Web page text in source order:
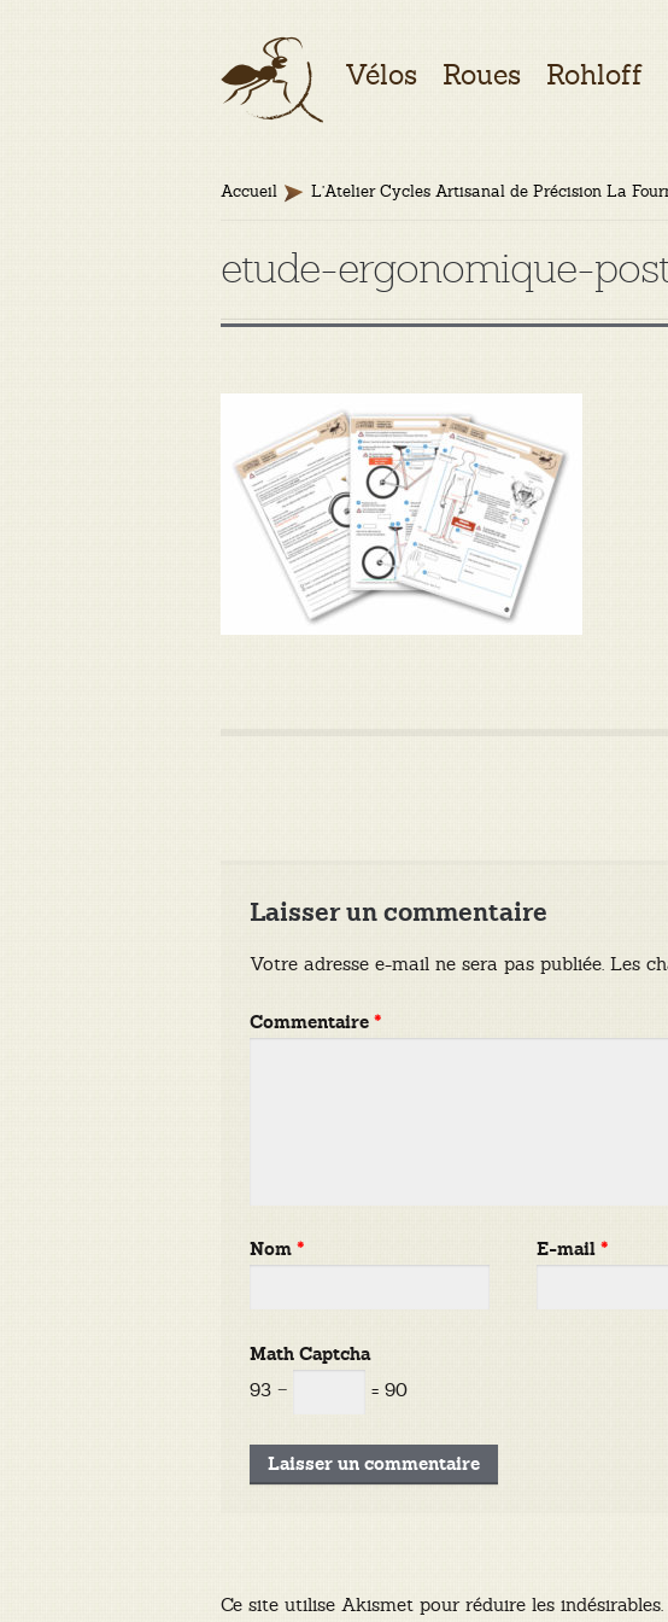
Aller
Aller
au
Vélos Roues Rohloff
Accueil L’Atelier Cycles Artisanal de Précision La
etude-ergonomique-
Laisser un commentaire
Votre adresse e-mail ne sera pas publiée. Les
Commentaire*
Nom* E-mail*
Math Captcha
93 −
= 90
Ce site utilise Akismet pour réduire les